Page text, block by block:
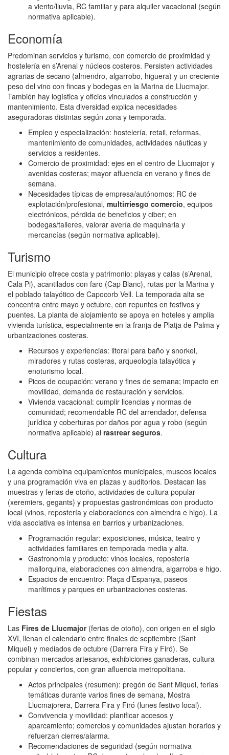
a viento/lluvia, RC familiar y para alquiler vacacional (según
normativa aplicable).
Economía
Predominan servicios y turismo, con comercio de proximidad y
hostelería en s’Arenal y núcleos costeros. Persisten actividades
agrarias de secano (almendro, algarrobo, higuera) y un creciente
peso del vino con fincas y bodegas en la Marina de Llucmajor.
También hay logística y oficios vinculados a construcción y
mantenimiento. Esta diversidad explica necesidades
aseguradoras distintas según zona y temporada.
Empleo y especialización: hostelería, retail, reformas,
mantenimiento de comunidades, actividades náuticas y
servicios a residentes.
Comercio de proximidad: ejes en el centro de Llucmajor y
avenidas costeras; mayor afluencia en verano y fines de
semana.
Necesidades típicas de empresa/autónomos: RC de
explotación/profesional, multirriesgo comercio, equipos
electrónicos, pérdida de beneficios y ciber; en
bodegas/talleres, valorar avería de maquinaria y
mercancías (según normativa aplicable).
Turismo
El municipio ofrece costa y patrimonio: playas y calas (s’Arenal,
Cala Pi), acantilados con faro (Cap Blanc), rutas por la Marina y
el poblado talayótico de Capocorb Vell. La temporada alta se
concentra entre mayo y octubre, con repuntes en festivos y
puentes. La planta de alojamiento se apoya en hoteles y amplia
vivienda turística, especialmente en la franja de Platja de Palma y
urbanizaciones costeras.
Recursos y experiencias: litoral para baño y snorkel,
miradores y rutas costeras, arqueología talayótica y
enoturismo local.
Picos de ocupación: verano y fines de semana; impacto en
movilidad, demanda de restauración y servicios.
Vivienda vacacional: cumplir licencias y normas de
comunidad; recomendable RC del arrendador, defensa
jurídica y coberturas por daños por agua y robo (según
normativa aplicable) al rastrear seguros.
Cultura
La agenda combina equipamientos municipales, museos locales
y una programación viva en plazas y auditorios. Destacan las
muestras y ferias de otoño, actividades de cultura popular
(xeremiers, gegants) y propuestas gastronómicas con producto
local (vinos, repostería y elaboraciones con almendra e higo). La
vida asociativa es intensa en barrios y urbanizaciones.
Programación regular: exposiciones, música, teatro y
actividades familiares en temporada media y alta.
Gastronomía y producto: vinos locales, repostería
mallorquina, elaboraciones con almendra, algarroba e higo.
Espacios de encuentro: Plaça d’Espanya, paseos
marítimos y parques en urbanizaciones costeras.
Fiestas
Las Fires de Llucmajor(ferias de otoño), con origen en el siglo
XVI, llenan el calendario entre finales de septiembre (Sant
Miquel) y mediados de octubre (Darrera Fira y Firó). Se
combinan mercados artesanos, exhibiciones ganaderas, cultura
popular y conciertos, con gran afluencia metropolitana.
Actos principales (resumen): pregón de Sant Miquel, ferias
temáticas durante varios fines de semana, Mostra
Llucmajorera, Darrera Fira y Firó (lunes festivo local).
Convivencia y movilidad: planificar accesos y
aparcamiento; comercios y comunidades ajustan horarios y
refuerzan cierres/alarma.
Recomendaciones de seguridad (según normativa